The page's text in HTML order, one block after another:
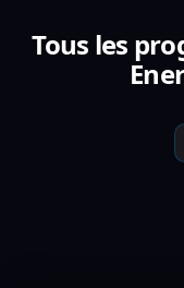
Tous les